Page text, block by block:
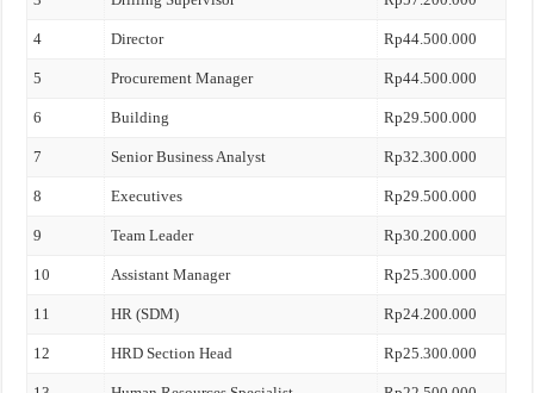
4 Director Rp44.500.000
5 Procurement Manager Rp44.500.000
6 Building Rp29.500.000
7 Senior Business Analyst Rp32.300.000
8 Executives Rp29.500.000
9 Team Leader Rp30.200.000
10 Assistant Manager Rp25.300.000
11 HR (SDM) Rp24.200.000
12 HRD Section Head Rp25.300.000